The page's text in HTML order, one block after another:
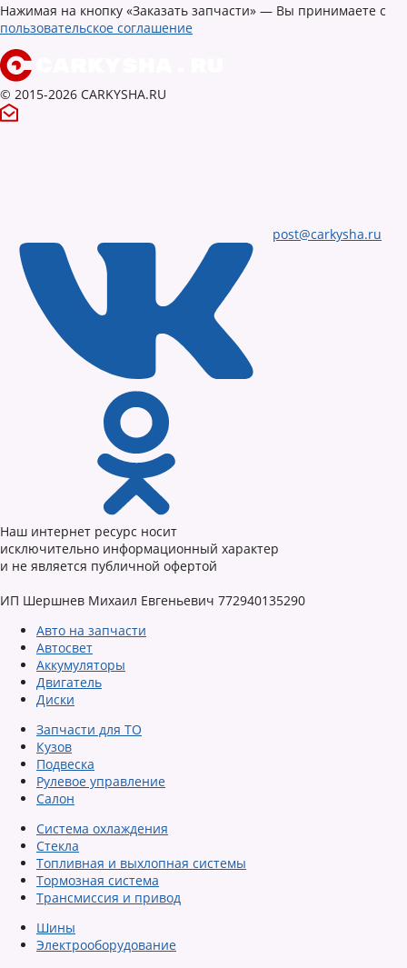
Нажимая на кнопку «Заказать запчасти» — Вы принимаете с
пользовательское соглашение
© 2015-2026 CARKYSHA.RU
post@carkysha.ru
Наш интернет ресурс носит
исключительно информационный характер
и не является публичной офертой
ИП Шершнев Михаил Евгеньевич 772940135290
Авто на запчасти
Автосвет
Аккумуляторы
Двигатель
Диски
Запчасти для ТО
Кузов
Подвеска
Рулевое управление
Салон
Система охлаждения
Стекла
Топливная и выхлопная системы
Тормозная система
Трансмиссия и привод
Шины
Электрооборудование